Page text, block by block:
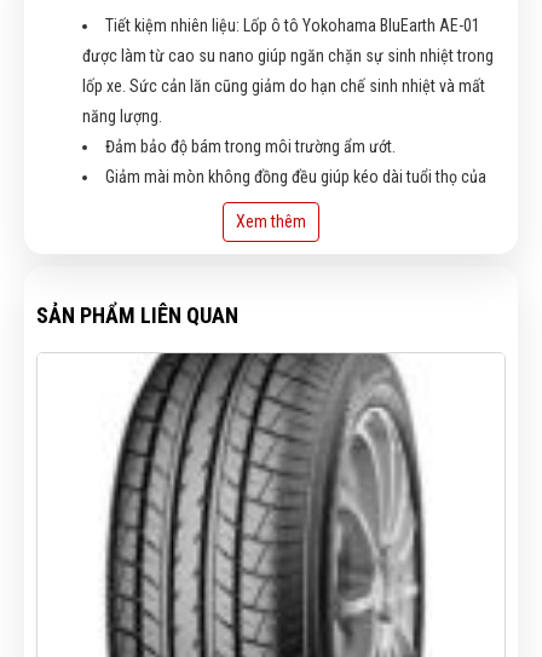
Tiết kiệm nhiên liệu: Lốp ô tô Yokohama BluEarth AE-01
được làm từ cao su nano giúp ngăn chặn sự sinh nhiệt trong
lốp xe. Sức cản lăn cũng giảm do hạn chế sinh nhiệt và mất
năng lượng.
Đảm bảo độ bám trong môi trường ẩm ướt.
Giảm mài mòn không đồng đều giúp kéo dài tuổi thọ của
Xem thêm
SẢN PHẨM LIÊN QUAN